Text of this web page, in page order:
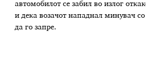
автомобилот се забил во излог
и дека возачот нападнал минувач
да го запре.